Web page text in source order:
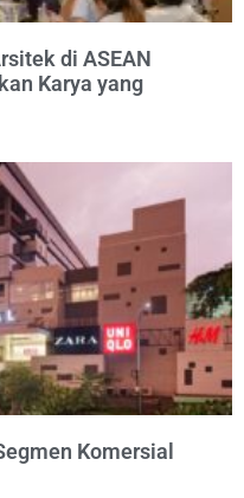
di ASEAN
Karya yang
Komersial